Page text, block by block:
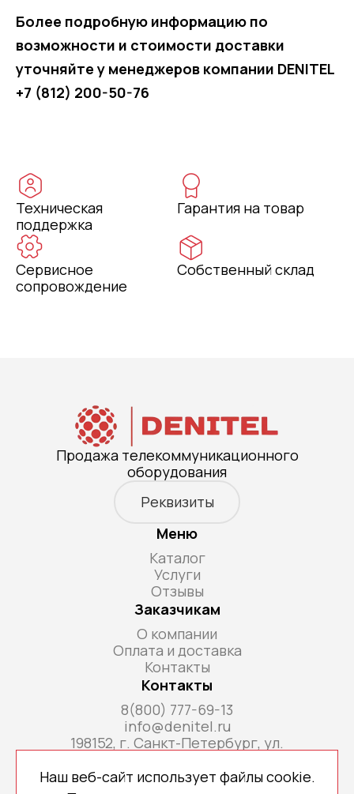
Более подробную информацию по
возможности и стоимости доставки
уточняйте у менеджеров компании DENITEL
+7 (812) 200-50-76
Техническая
поддержка
Гарантия на товар
Сервисное
сопровождение
Собственный склад
Продажа телекоммуникационного
оборудования
Реквизиты
Меню
Каталог
Услуги
Отзывы
Заказчикам
О компании
Оплата и доставка
Контакты
Контакты
8(800) 777-69-13
info@denitel.ru
198152, г. Санкт-Петербург, ул.
Н, ком. офис 213А
Наш веб-сайт использует файлы cookie.